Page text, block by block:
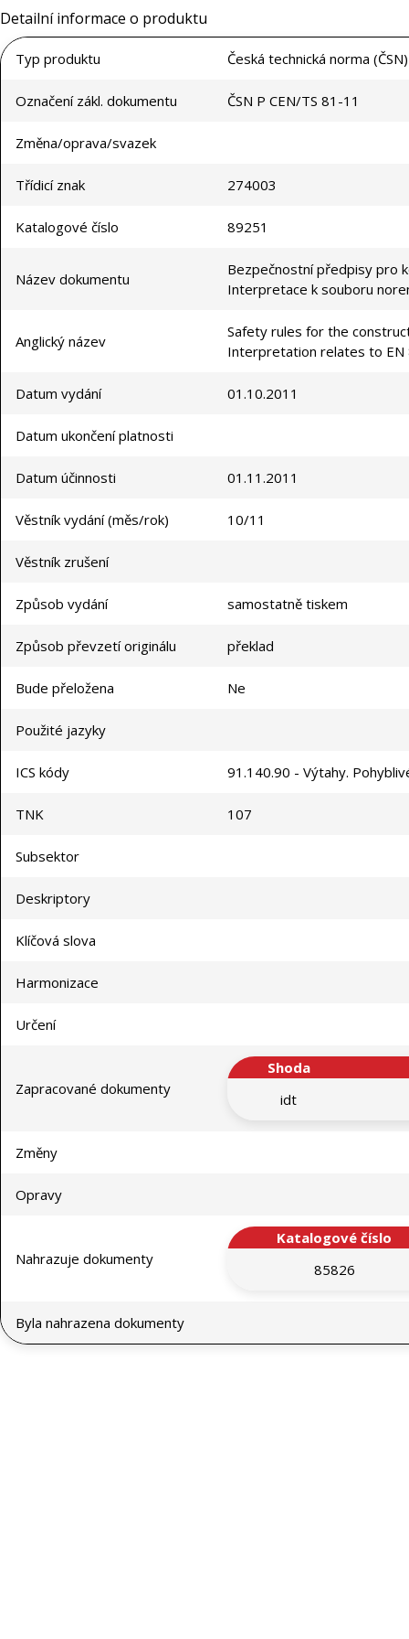
Detailní informace o produktu
Typ produktu Česká technická norma (ČSN)
Označení zákl. dokumentu ČSN P CEN/TS 81-11
Změna/oprava/svazek
Třídicí znak 274003
Katalogové číslo 89251
Název dokumentu
Bezpečnostní předpisy pro
Interpretace k souboru
Anglický název
Safety rules for the
Interpretation relates to EN
Datum vydání 01.10.2011
Datum ukončení platnosti
Datum účinnosti 01.11.2011
Věstník vydání (měs/rok) 10/11
Věstník zrušení
Způsob vydání samostatně tiskem
Způsob převzetí originálu překlad
Bude přeložena Ne
Použité jazyky
ICS kódy 91.140.90 - Výtahy.
TNK 107
Subsektor
Deskriptory
Klíčová slova
Harmonizace
Určení
Zapracované dokumenty
Shoda
idt
Změny
Opravy
Nahrazuje dokumenty
Katalogové číslo
85826
Byla nahrazena dokumenty